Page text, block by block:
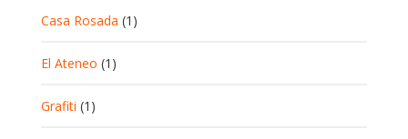
Casa Rosada (1)
El Ateneo (1)
Grafiti (1)